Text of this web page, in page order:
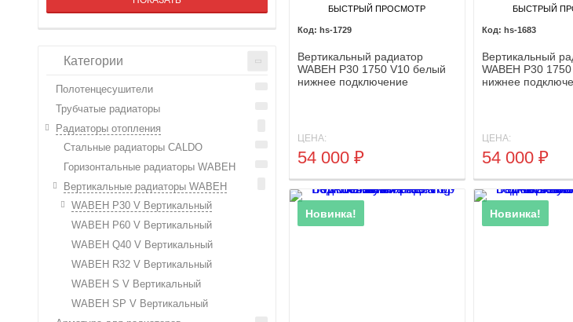
Категории
Полотенцесушители
Трубчатые радиаторы
Радиаторы отопления
Стальные радиаторы CALDO
Горизонтальные радиаторы WABEH
Вертикальные радиаторы WABEH
WABEH P30 V Вертикальный
WABEH P60 V Вертикальный
WABEH Q40 V Вертикальный
WABEH R32 V Вертикальный
WABEH S V Вертикальный
WABEH SP V Вертикальный
БЫСТРЫЙ ПРОСМОТР
hs-1729
Вертикальный радиатор
WABEH P30 1750 V10 белый
нижнее подключение
ЦЕНА:
54 000 ₽
БЫСТРЫЙ
hs-1683
Вертикальный
WABEH P30
нижнее
ЦЕНА:
54 000 ₽
Новинка! Новинка!